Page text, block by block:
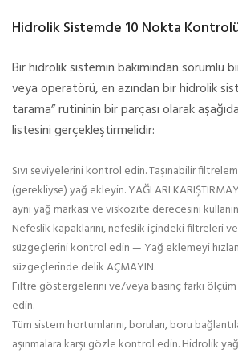
Hidrolik Sistemde 10 Nokta
Bir hidrolik sistemin bakımından sorumlu
veya operatörü, en azından bir hidrolik
tarama” rutininin bir parçası olarak
listesini gerçekleştirmelidir:
Sıvı seviyelerini kontrol edin. Taşınabilir
(gerekliyse) yağ ekleyin. YAĞLARI
aynı yağ markası ve viskozite derecesini
Nefeslik kapaklarını, nefeslik içindeki filtreleri
süzgeçlerini kontrol edin — Yağ eklemeyi
süzgeçlerinde delik AÇMAYIN.
Filtre göstergelerini ve/veya basınç farkı ölçüm
edin.
Tüm sistem hortumlarını, boruları, boru
aşınmalara karşı gözle kontrol edin. Hidrolik